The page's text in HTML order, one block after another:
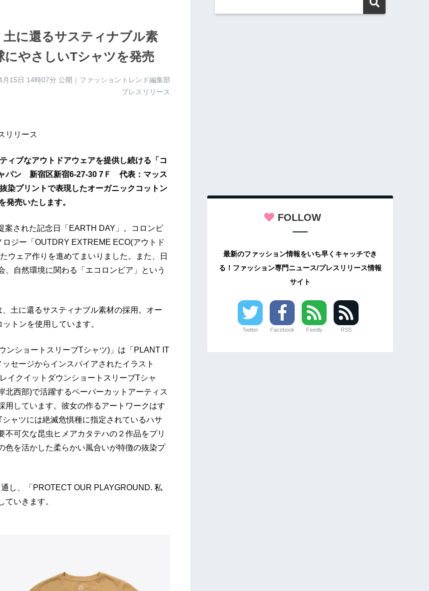
に還るサスティナブル素
やさしいTシャツを発売
月15日 14時07分 公開｜ファッショントレンド編集部
プレスリリース
リリース
ィブなアウトドアウェアを提供し続ける「コ
パン 新宿区新宿6-27-30 7Ｆ 代表：マッス
染プリントで表現したオーガニックコットン
発売いたします。
案された記念日「EARTH DAY」。コロンビ
ジー「OUTDRY EXTREME ECO(アウトド
ウェア作りを進めてまいりました。また、日
自然環境に関わる「エコロンビア」という
土に還るサスティナブル素材の採用。オー
トンを使用しています。
ンショートスリーブTシャツ)」は「PLANT IT
セージからインスパイアされたイラスト
イクイットダウンショートスリーブTシャ
西部)で活躍するペーパーカットアーティス
しています。彼女の作るアートワークはす
ャツには絶滅危惧種に指定されているハサ
不可欠な昆虫ヒメアカタテハの２作品をプリ
色を活かした柔らかい風合いが特徴の抜染プ
し、「PROTECT OUR PLAYGROUND. 私
いきます。
FOLLOW
最新のファッション情報をいち早くキャッチでき
る！ファッション専門ニュース/プレスリリース情報
サイト
Twitter Facebook Feedly RSS